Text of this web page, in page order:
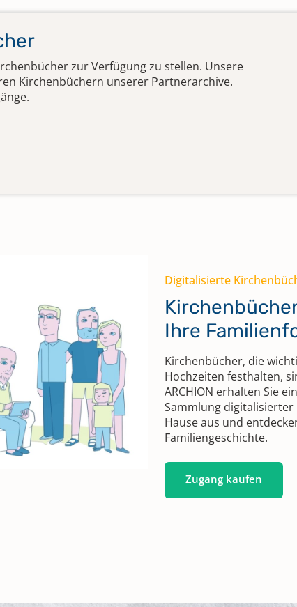
zur Verfügung zu stellen. Unsere
Kirchenbüchern unserer Partnerarchive.
Digitalisierte
Ihre
Kirchenbücher, die
Hochzeiten festhalten,
ARCHION erhalten Sie
Sammlung digitalisierter
Hause aus und
Familiengeschichte.
Zugang kaufen